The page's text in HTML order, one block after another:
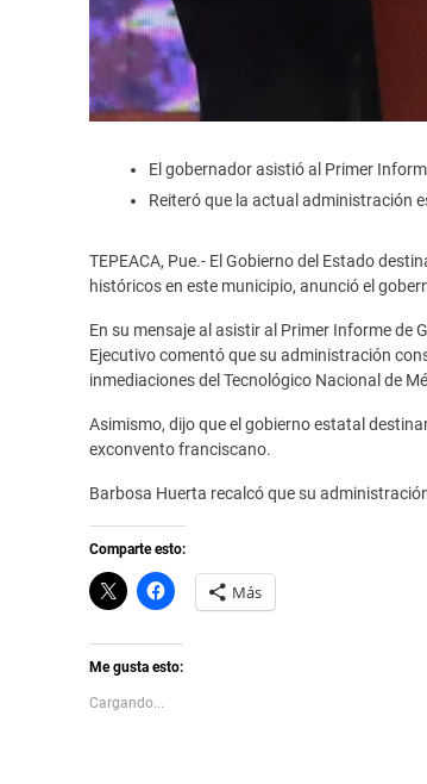
El gobernador asistió al Primer
Reiteró que la actual administración
TEPEACA, Pue.- El Gobierno del Estado
históricos en este municipio, anunció el
En su mensaje al asistir al Primer Informe de
Ejecutivo comentó que su administración
inmediaciones del Tecnológico Nacional de
Asimismo, dijo que el gobierno estatal
exconvento franciscano.
Barbosa Huerta recalcó que su
Comparte esto:
C
l
k
t
o
s
h
H
a
l
i
Más
Me gusta esto:
Cargando...